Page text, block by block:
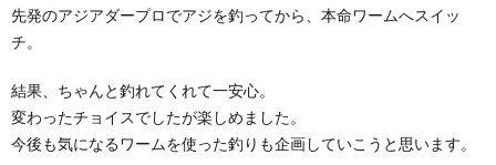
先発のアジアダープロでアジを釣ってから、本命ワームへスイッ
チ。
結果、ちゃんと釣れてくれて一安心。
変わったチョイスでしたが楽しめました。
今後も気になるワームを使った釣りも企画していこうと思います。